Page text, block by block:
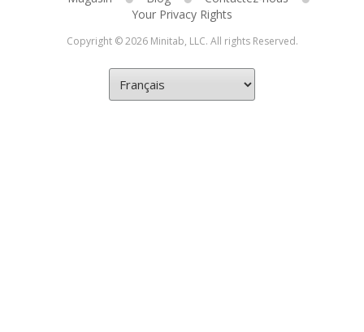
Your Privacy Rights
Copyright © 2026 Minitab, LLC. All rights Reserved.